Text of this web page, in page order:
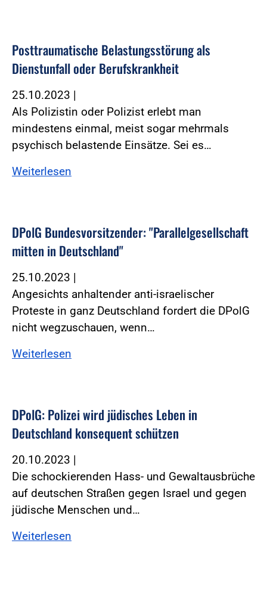
Posttraumatische Belastungsstörung als
Dienstunfall oder Berufskrankheit
25.10.2023 |
Als Polizistin oder Polizist erlebt man
mindestens einmal, meist sogar mehrmals
psychisch belastende Einsätze. Sei es…
Weiterlesen
DPolG Bundesvorsitzender: "Parallelgesellschaft
mitten in Deutschland"
25.10.2023 |
Angesichts anhaltender anti-israelischer
Proteste in ganz Deutschland fordert die DPolG
nicht wegzuschauen, wenn…
Weiterlesen
DPolG: Polizei wird jüdisches Leben in
Deutschland konsequent schützen
20.10.2023 |
Die schockierenden Hass- und Gewaltausbrüche
auf deutschen Straßen gegen Israel und gegen
jüdische Menschen und…
Weiterlesen